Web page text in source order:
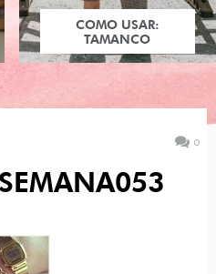
COMO USAR:
TAMANCO
0